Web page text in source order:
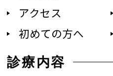
アクセス
初めての方へ
診療内容